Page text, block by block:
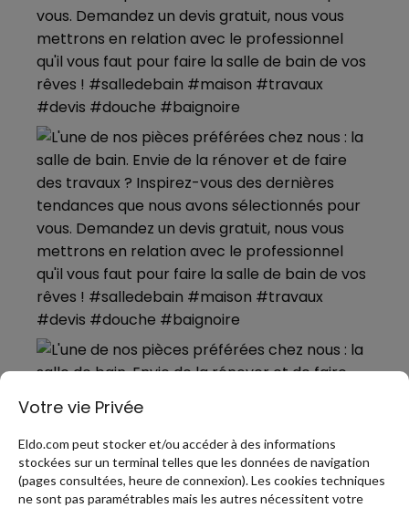
Votre vie Privée
Eldo.com peut stocker et/ou accéder à des informations
stockées sur un terminal telles que les données de navigation
(pages consultées, heure de connexion). Les cookies techniques
ne sont pas paramétrables mais les autres nécessitent votre